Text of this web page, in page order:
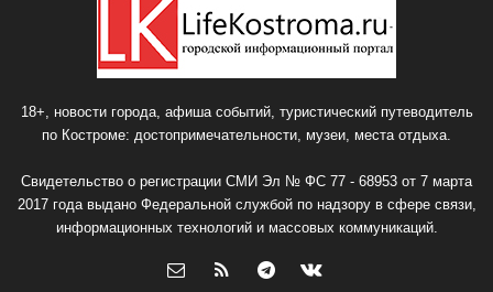
18+, новости города, афиша событий, туристический путеводитель
по Костроме: достопримечательности, музеи, места отдыха.
Свидетельство о регистрации СМИ Эл № ФС 77 - 68953 от 7 марта
2017 года выдано Федеральной службой по надзору в сфере связи,
информационных технологий и массовых коммуникаций.